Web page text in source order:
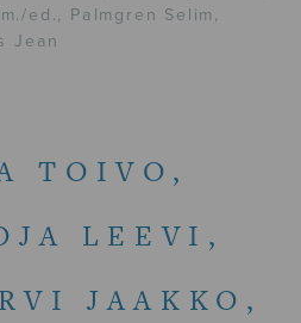
ed., Palmgren Selim,
Jean
TOIVO,
LEEVI,
JAAKKO,